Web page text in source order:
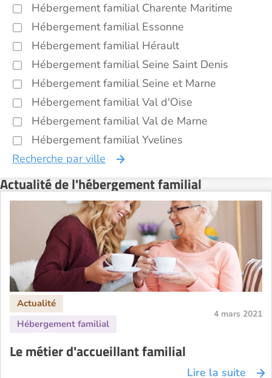
Hébergement familial Charente Maritime
Hébergement familial Essonne
Hébergement familial Hérault
Hébergement familial Seine Saint Denis
Hébergement familial Seine et Marne
Hébergement familial Val d'Oise
Hébergement familial Val de Marne
Hébergement familial Yvelines
Recherche par ville
Actualité de l'hébergement familial
4 mars 2021
Le métier d'accueillant familial
Lire la suite